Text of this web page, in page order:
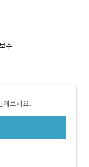
수
해보세요.